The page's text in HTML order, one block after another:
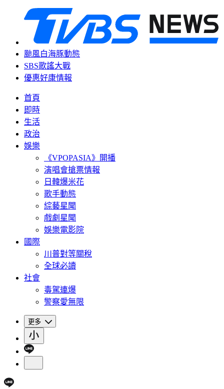
颱風白海豚動態
SBS歌謠大戰
優惠好康情報
首頁
即時
生活
政治
娛樂
《VPOPASIA》開播
演唱會搶票情報
日韓爆米花
歌手動態
綜藝星聞
戲劇星聞
娛樂電影院
國際
川普對等關稅
全球必讀
社會
毒駕連爆
警察愛無限
更多